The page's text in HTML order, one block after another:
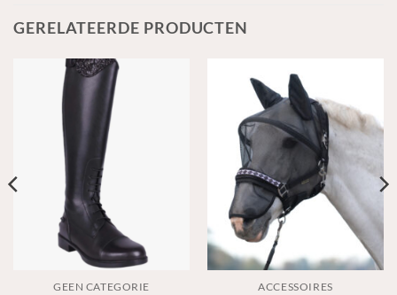
GERELATEERDE PRODUCTEN
GEEN CATEGORIE ACCESSOIRES